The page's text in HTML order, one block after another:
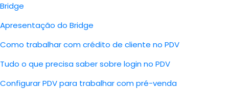
Bridge
Apresentação do Bridge
Como trabalhar com crédito de cliente no PDV
Tudo o que precisa saber sobre login no PDV
Configurar PDV para trabalhar com pré-venda